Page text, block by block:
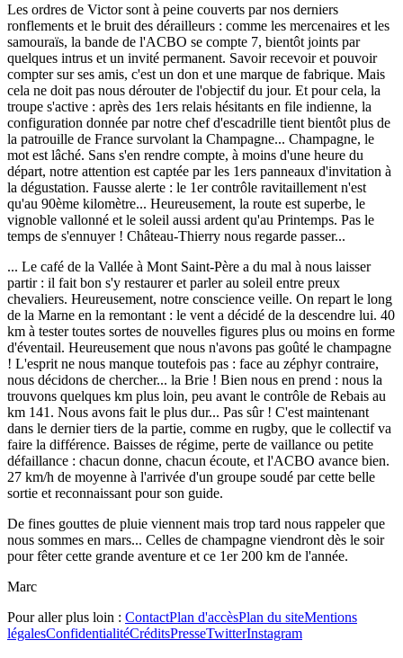
Les ordres de Victor sont à peine couverts par nos derniers
ronflements et le bruit des dérailleurs : comme les mercenaires et les
samouraïs, la bande de l'ACBO se compte 7, bientôt joints par
quelques intrus et un invité permanent. Savoir recevoir et pouvoir
compter sur ses amis, c'est un don et une marque de fabrique. Mais
cela ne doit pas nous dérouter de l'objectif du jour. Et pour cela, la
troupe s'active : après des 1ers relais hésitants en file indienne, la
configuration donnée par notre chef d'escadrille tient bientôt plus de
la patrouille de France survolant la Champagne... Champagne, le
mot est lâché. Sans s'en rendre compte, à moins d'une heure du
départ, notre attention est captée par les 1ers panneaux d'invitation à
la dégustation. Fausse alerte : le 1er contrôle ravitaillement n'est
qu'au 90ème kilomètre... Heureusement, la route est superbe, le
vignoble vallonné et le soleil aussi ardent qu'au Printemps. Pas le
temps de s'ennuyer ! Château-Thierry nous regarde passer...
... Le café de la Vallée à Mont Saint-Père a du mal à nous laisser
partir : il fait bon s'y restaurer et parler au soleil entre preux
chevaliers. Heureusement, notre conscience veille. On repart le long
de la Marne en la remontant : le vent a décidé de la descendre lui. 40
km à tester toutes sortes de nouvelles figures plus ou moins en forme
d'éventail. Heureusement que nous n'avons pas goûté le champagne
! L'esprit ne nous manque toutefois pas : face au zéphyr contraire,
nous décidons de chercher... la Brie ! Bien nous en prend : nous la
trouvons quelques km plus loin, peu avant le contrôle de Rebais au
km 141. Nous avons fait le plus dur... Pas sûr ! C'est maintenant
dans le dernier tiers de la partie, comme en rugby, que le collectif va
faire la différence. Baisses de régime, perte de vaillance ou petite
défaillance : chacun donne, chacun écoute, et l'ACBO avance bien.
27 km/h de moyenne à l'arrivée d'un groupe soudé par cette belle
sortie et reconnaissant pour son guide.
De fines gouttes de pluie viennent mais trop tard nous rappeler que
nous sommes en mars... Celles de champagne viendront dès le soir
pour fêter cette grande aventure et ce 1er 200 km de l'année.
Marc
Pour aller plus loin : ContactPlan d'accèsPlan du siteMentions
légalesConfidentialitéCréditsPresseTwitterInstagram